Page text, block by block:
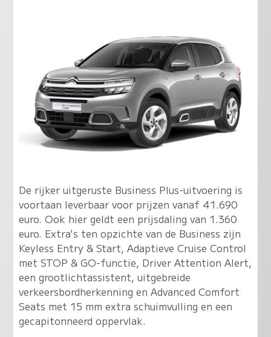
De rijker uitgeruste Business Plus-uitvoering is
voortaan leverbaar voor prijzen vanaf 41.690
euro. Ook hier geldt een prijsdaling van 1.360
euro. Extra's ten opzichte van de Business zijn
Keyless Entry & Start, Adaptieve Cruise Control
met STOP & GO-functie, Driver Attention Alert,
een grootlichtassistent, uitgebreide
verkeersbordherkenning en Advanced Comfort
Seats met 15 mm extra schuimvulling en een
gecapitonneerd oppervlak.